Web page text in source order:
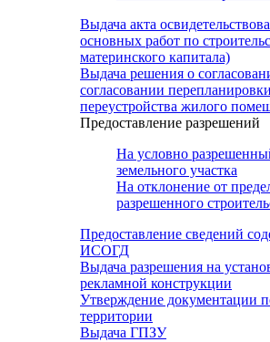
Выдача акта
основных работ по
материнского капитала)
Выдача решения о
согласовании
переустройства жилого
Предоставление разрешений
На условно
земельного участка
На отклонение от
разрешенного
Предоставление сведений
ИСОГД
Выдача разрешения на
рекламной конструкции
Утверждение документации
территории
Выдача ГПЗУ